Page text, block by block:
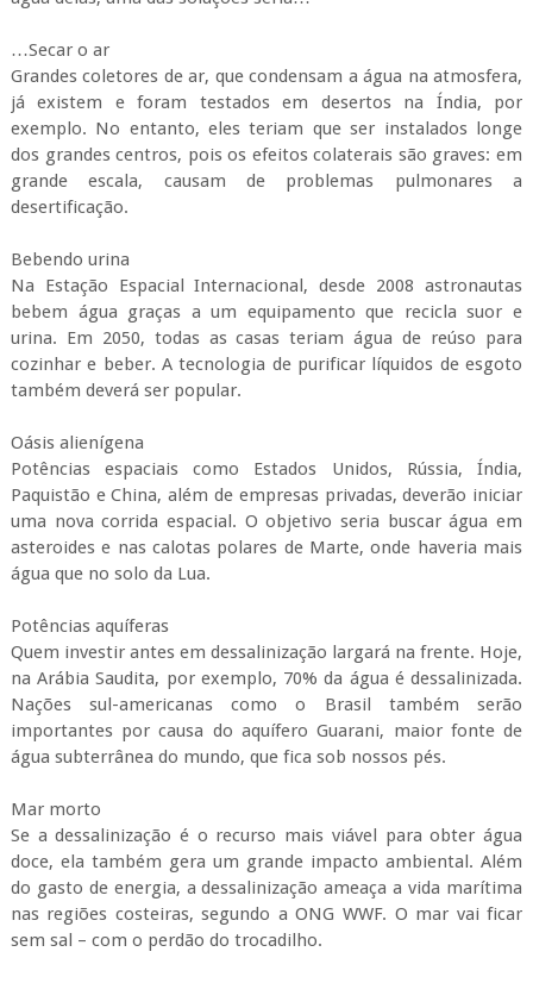
…Secar o ar
Grandes coletores de ar, que condensam a água na atmosfera,
já existem e foram testados em desertos na Índia, por
exemplo. No entanto, eles teriam que ser instalados longe
dos grandes centros, pois os efeitos colaterais são graves: em
grande escala, causam de problemas pulmonares a
desertificação.
Bebendo urina
Na Estação Espacial Internacional, desde 2008 astronautas
bebem água graças a um equipamento que recicla suor e
urina. Em 2050, todas as casas teriam água de reúso para
cozinhar e beber. A tecnologia de purificar líquidos de esgoto
também deverá ser popular.
Oásis alienígena
Potências espaciais como Estados Unidos, Rússia, Índia,
Paquistão e China, além de empresas privadas, deverão iniciar
uma nova corrida espacial. O objetivo seria buscar água em
asteroides e nas calotas polares de Marte, onde haveria mais
água que no solo da Lua.
Potências aquíferas
Quem investir antes em dessalinização largará na frente. Hoje,
na Arábia Saudita, por exemplo, 70% da água é dessalinizada.
Nações sul-americanas como o Brasil também serão
importantes por causa do aquífero Guarani, maior fonte de
água subterrânea do mundo, que fica sob nossos pés.
Mar morto
Se a dessalinização é o recurso mais viável para obter água
doce, ela também gera um grande impacto ambiental. Além
do gasto de energia, a dessalinização ameaça a vida marítima
nas regiões costeiras, segundo a ONG WWF. O mar vai ficar
sem sal – com o perdão do trocadilho.